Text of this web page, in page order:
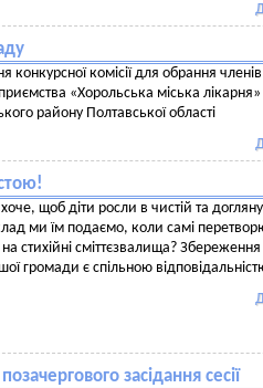
комісії для обрання членів
«Хорольська міська лікарня»
району Полтавської області
щоб діти росли в чистій та
ми їм подаємо, коли самі
на стихійні сміттєзвалища? Збереження
громади є спільною
засідання сесії